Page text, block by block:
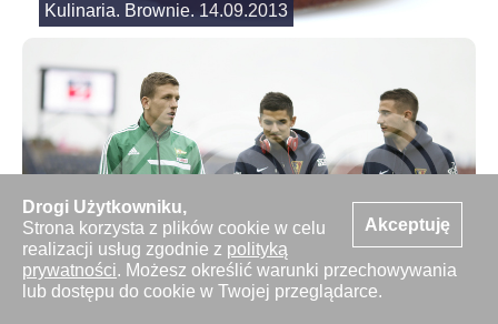
Akceptuję
Drogi Użytkowniku,
Strona korzysta z plików cookie w celu
realizacji usług zgodnie z polityką
prywatności. Możesz określić warunki przechowywania
lub dostępu do cookie w Twojej przeglądarce.
Kulinaria. Brownie. 14.09.2013
2013.09.15 27
Kulisy meczu Pogon Szczecin vs Lechia Gdansk.